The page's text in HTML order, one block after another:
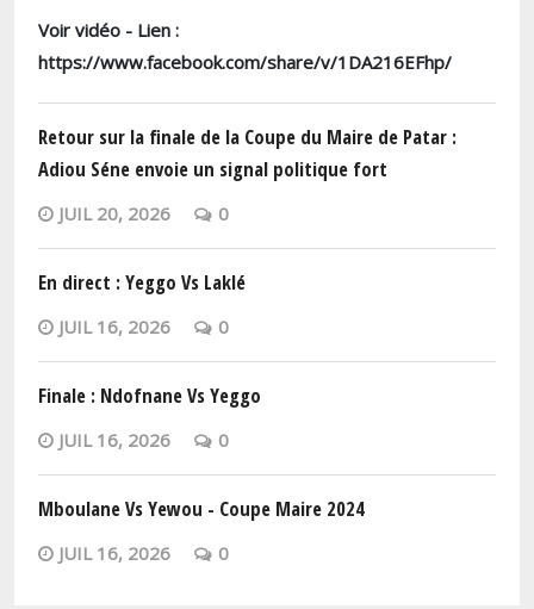
Voir vidéo - Lien :
https://www.facebook.com/share/v/1DA216EFhp/
Retour sur la finale de la Coupe du Maire de Patar :
Adiou Séne envoie un signal politique fort
JUIL 20, 2026 0
En direct : Yeggo Vs Laklé
JUIL 16, 2026 0
Finale : Ndofnane Vs Yeggo
JUIL 16, 2026 0
Mboulane Vs Yewou - Coupe Maire 2024
JUIL 16, 2026 0